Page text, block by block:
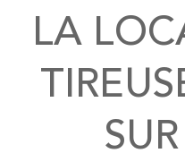
LA